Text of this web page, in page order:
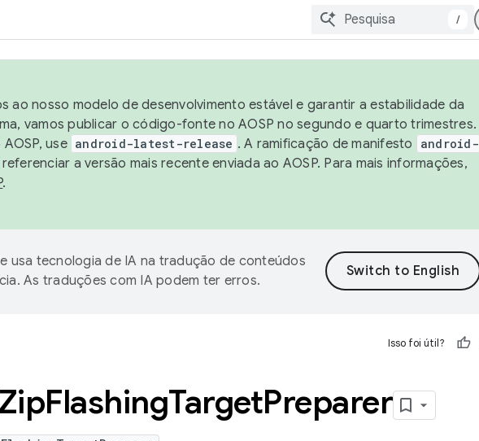
/
ao nosso modelo de desenvolvimento estável e garantir a estabilidade da
vamos publicar o código-fonte no AOSP no segundo e quarto trimestres.
use android-latest-release . A ramificação de manifesto
android-
a versão mais recente enviada ao AOSP. Para mais informações,
.
usa tecnologia de IA na tradução de conteúdos
As traduções com IA podem ter erros.
Isso foi útil?
ZipFlashingTargetPreparer